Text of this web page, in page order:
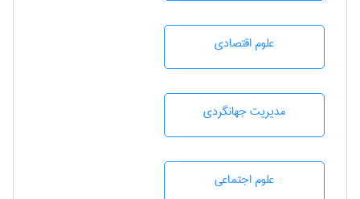
علوم اقتصادی
مديريت جهانگردی
علوم اجتماعی